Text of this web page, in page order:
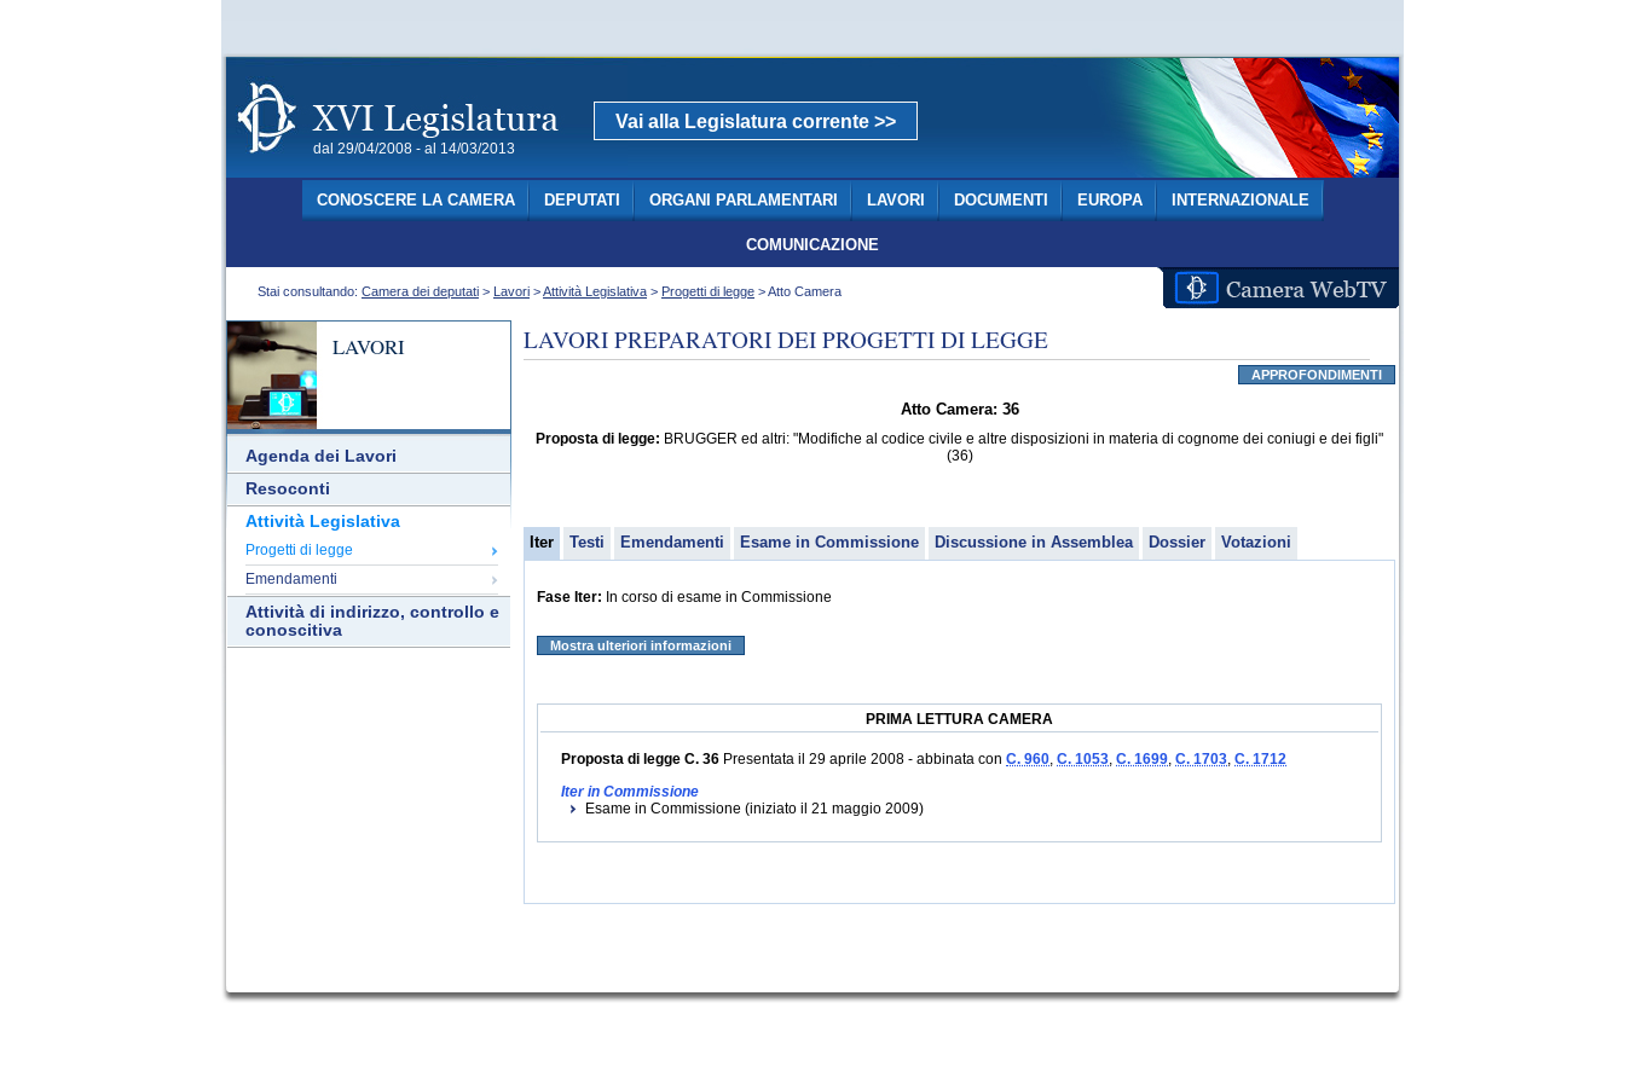
dal 29/04/2008 - al 14/03/2013
Vai alla Legislatura corrente >>
CONOSCERE LA CAMERA DEPUTATI ORGANI PARLAMENTARI LAVORI DOCUMENTI EUROPA INTERNAZIONALE
COMUNICAZIONE
Stai consultando: Camera dei deputati > Lavori >Attività Legislativa > Progetti di legge > Atto Camera
LAVORI
Agenda dei Lavori
Resoconti
Attività Legislativa
Progetti di legge
Emendamenti
Attività di indirizzo, controllo e
conoscitiva
LAVORI PREPARATORI DEI PROGETTI DI LEGGE
APPROFONDIMENTI
Atto Camera: 36
Proposta di legge: BRUGGER ed altri: "Modifiche al codice civile e altre disposizioni in materia di cognome dei coniugi e dei figli"
(36)
Iter Testi Emendamenti Esame in Commissione Discussione in Assemblea Dossier Votazioni
Fase Iter: In corso di esame in Commissione
Mostra ulteriori informazioni
PRIMA LETTURA CAMERA
Proposta di legge C. 36 Presentata il 29 aprile 2008 - abbinata con C. 960, C. 1053, C. 1699, C. 1703, C. 1712
Iter in Commissione
Esame in Commissione (iniziato il 21 maggio 2009)